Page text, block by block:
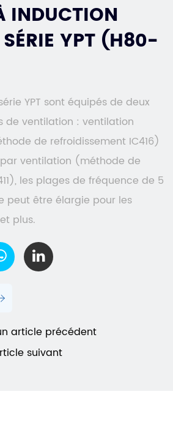
INDUCTION
YPT (H80-
YPT sont équipés de deux
de ventilation : ventilation
de refroidissement IC416)
ventilation (méthode de
les plages de fréquence de 5
peut être élargie pour les
plus.
article précédent
suivant